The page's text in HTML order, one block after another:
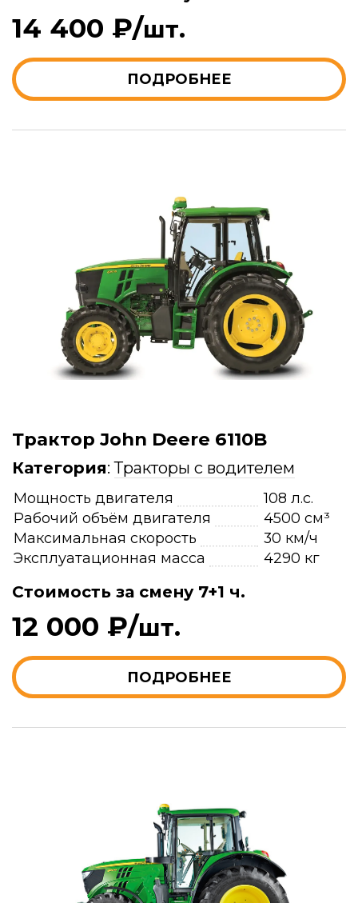
14 400 ₽/шт.
ПОДРОБНЕЕ
Трактор John Deere 6110B
Категория:Тракторы с водителем
Мощность двигателя
108 л.с.
Рабочий объём двигателя
4500 см³
Максимальная скорость
30 км/ч
Эксплуатационная масса
4290 кг
Стоимость за смену 7+1 ч.
12 000 ₽/шт.
ПОДРОБНЕЕ